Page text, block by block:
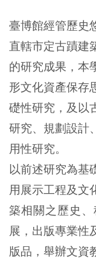
典
研
究
便
民
服
務
政
府
公
臺博館經管歷史
直轄市定古蹟建
的研究成果，本
形文化資產保存
礎性研究，及以
研究、規劃設計
用性研究。
以前述研究為基
用展示工程及文
築相關之歷史
展，出版專業性
版品，舉辦文資